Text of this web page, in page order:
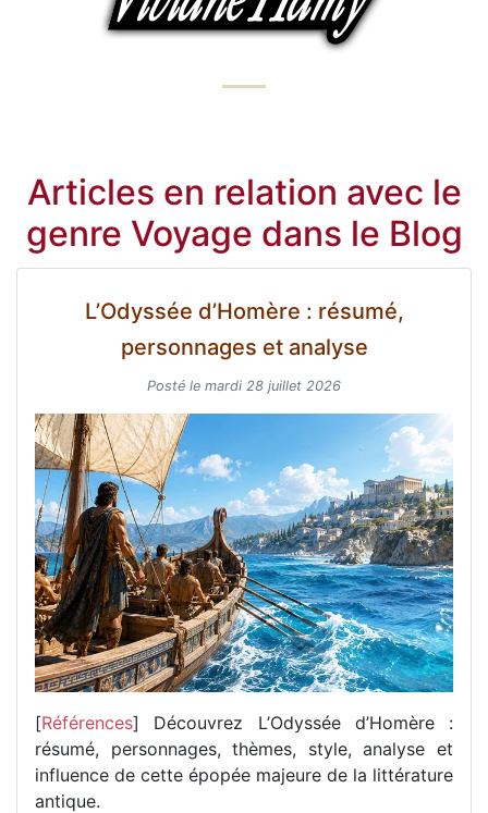
Articles en relation avec le
genre Voyage dans le Blog
L’Odyssée d’Homère : résumé,
personnages et analyse
Posté le mardi 28 juillet 2026
[Références] Découvrez L’Odyssée d’Homère :
résumé, personnages, thèmes, style, analyse et
influence de cette épopée majeure de la littérature
antique.